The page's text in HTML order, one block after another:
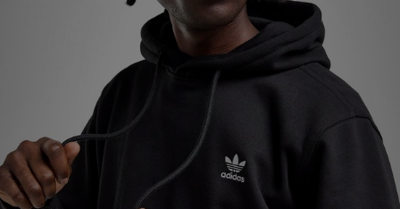
Lade die APP
Filialfinder
Mein JD